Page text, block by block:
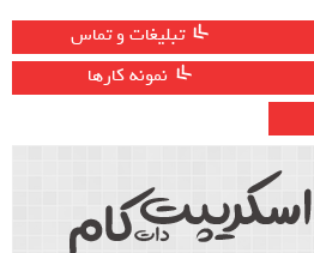
تبلیغات و تماس
نمونه کارها